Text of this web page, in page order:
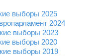
выборы 2025
2024
выборы 2023
выборы 2020
выборы 2019